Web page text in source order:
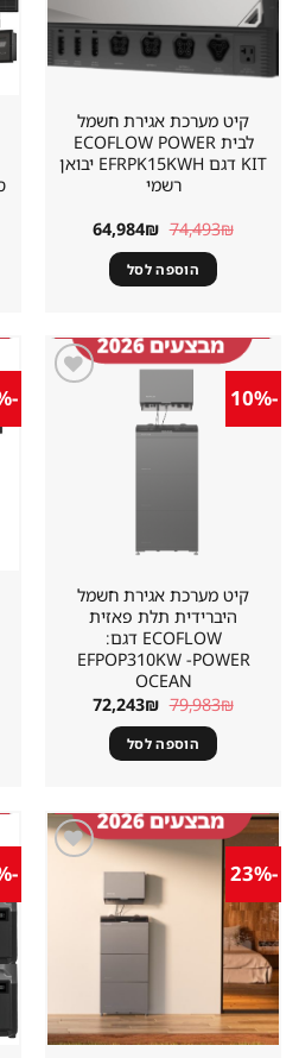
קיט מערכת אגירת חשמל
לבית ECOFLOW POWER
KIT דגם EFRPK15KWH יבואן
רשמי
74,493₪ המחיר
המקורי
היה:
74,493₪.
64,984₪ המחיר
הוספה לסל
-10%
קיט מערכת אגירת חשמל
היברידית תלת פאזית
ECOFLOW דגם:
EFPOP310KW -POWER
OCEAN
79,983₪ המחיר
המקורי
היה:
79,983₪.
72,243₪ המחיר
הוספה לסל
-23%
-23%
-23%